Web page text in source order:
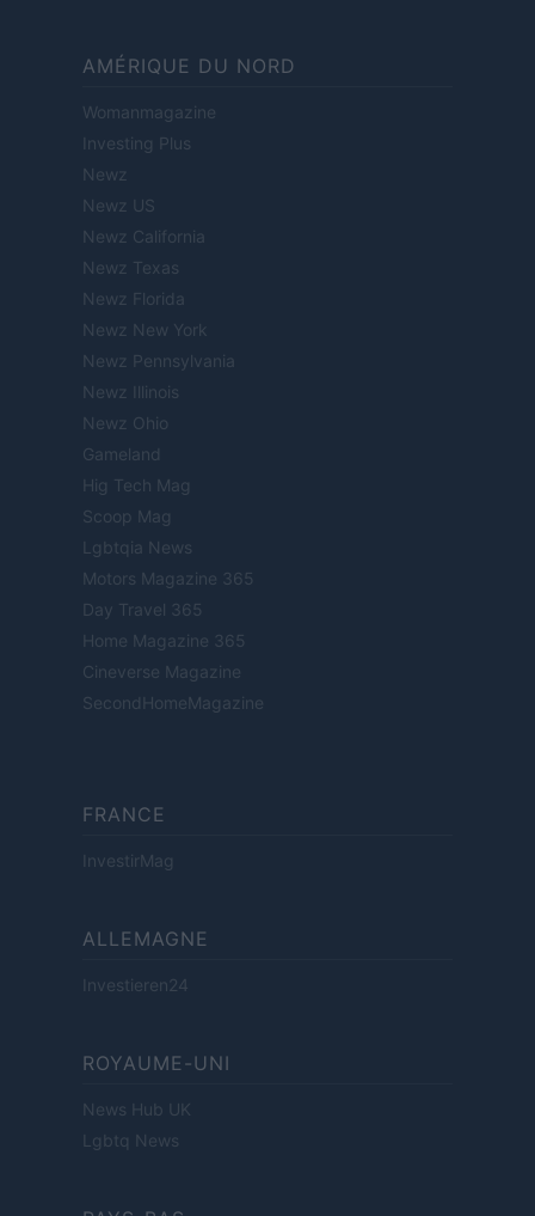
AMÉRIQUE DU NORD
Womanmagazine
Investing Plus
Newz
Newz US
Newz California
Newz Texas
Newz Florida
Newz New York
Newz Pennsylvania
Newz Illinois
Newz Ohio
Gameland
Hig Tech Mag
Scoop Mag
Lgbtqia News
Motors Magazine 365
Day Travel 365
Home Magazine 365
Cineverse Magazine
SecondHomeMagazine
FRANCE
InvestirMag
ALLEMAGNE
Investieren24
ROYAUME-UNI
News Hub UK
Lgbtq News